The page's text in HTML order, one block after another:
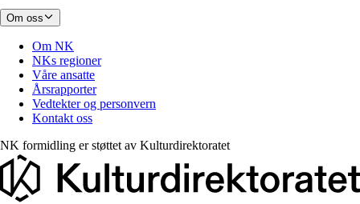
Om oss
Om NK
NKs regioner
Våre ansatte
Årsrapporter
Vedtekter og personvern
Kontakt oss
NK formidling er støttet av Kulturdirektoratet